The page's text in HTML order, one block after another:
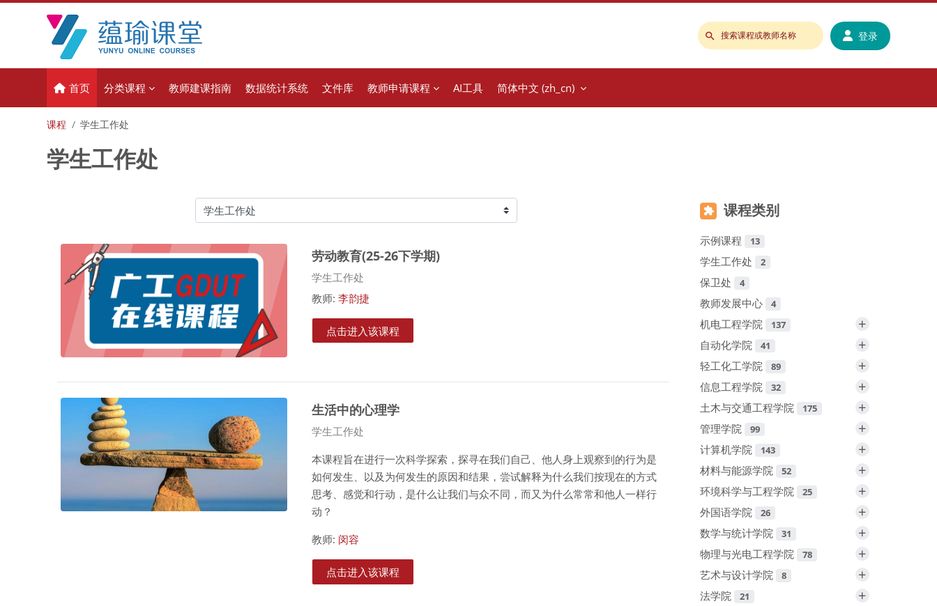
搜
登录
首页 分类课程 教师建课指南 数据统计系统 文件库 教师申请课程 AI工具 简体中文 ‎(zh_cn)‎
课程 学生工作处
学生工作处
课程类别
劳动教育(25-26下学期)
课程类别
学生工作处
教师:李韵捷
点击进入该课程
生活中的心理学
课程类别
学生工作处
本课程旨在进行一次科学探索，探寻在我们自己、他人身上观察到的行为是
如何发生、以及为何发生的原因和结果，尝试解释为什么我们按现在的方式
思考、感觉和行动，是什么让我们与众不同，而又为什么常常和他人一样行
动？
教师: 闵容
点击进入该课程
课程类别
示例课程 13
学生工作处 2
保卫处 4
教师发展中心 4
机电工程学院 137 +
自动化学院 41 +
轻工化工学院 89 +
信息工程学院 32 +
土木与交通工程学院 175 +
管理学院 99 +
计算机学院 143 +
材料与能源学院 52 +
环境科学与工程学院 25 +
外国语学院 26 +
数学与统计学院 31 +
物理与光电工程学院 78 +
艺术与设计学院 8 +
法学院 21 +